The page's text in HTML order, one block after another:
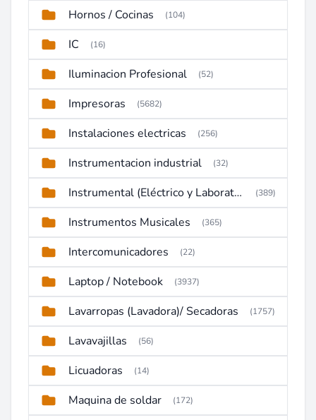
Hornos / Cocinas (104)
IC (16)
Iluminacion Profesional (52)
Impresoras (5682)
Instalaciones electricas (256)
Instrumentacion industrial (32)
Instrumental (Eléctrico y Laboratorio) (389)
Instrumentos Musicales (365)
Intercomunicadores (22)
Laptop / Notebook (3937)
Lavarropas (Lavadora)/ Secadoras (1757)
Lavavajillas (56)
Licuadoras (14)
Maquina de soldar (172)